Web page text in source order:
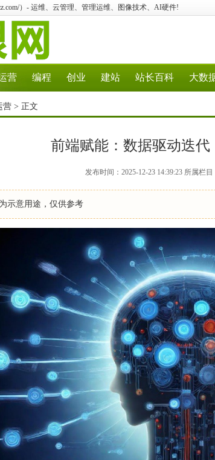
）- 运维、云管理、管理运维、图像技术、AI硬件!
营 编程 创业 建站 站长百科 大数
营 > 正文
前端赋能：数据驱动迭代
发布时间：2025-12-23 14:39:23 所属栏
示意用途，仅供参考